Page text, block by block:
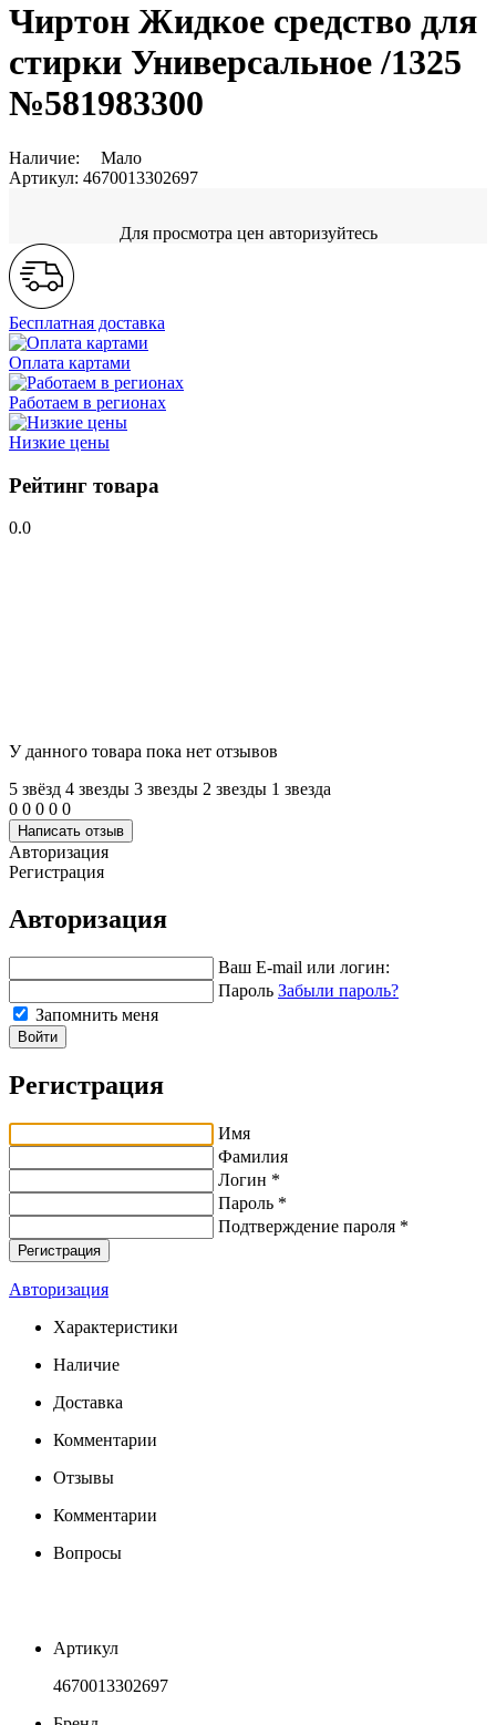
Чиртон Жидкое средство для
стирки Универсальное /1325
№581983300
Наличие:
Мало
Артикул: 4670013302697
Для просмотра цен авторизуйтесь
Бесплатная доставка
Оплата картами
Работаем в регионах
Низкие цены
Рейтинг товара
0.0
У данного товара пока нет отзывов
5 звёзд 4 звeзды 3 звeзды 2 звeзды 1 звeзда
0 0 0 0 0
Написать отзыв
Авторизация
Регистрация
Авторизация
Ваш E-mail или логин:
Пароль Забыли пароль?
Запомнить меня
Войти
Регистрация
Имя
Фамилия
Логин *
Пароль *
Подтверждение пароля *
Авторизация
Характеристики
Наличие
Доставка
Комментарии
Отзывы
Комментарии
Вопросы
Артикул
4670013302697